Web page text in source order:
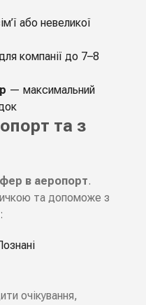
або невеликої
компанії до 7–8
— максимальний
та з
в аеропорт.
та допоможе з
очікування,